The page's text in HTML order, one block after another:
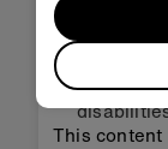
micro:bit
This